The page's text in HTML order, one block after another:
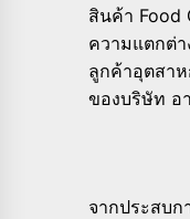
สินค้า Food
ความแตกต่
ลูกค้าอุตสา
ของบริษัท อ
จากประสบ